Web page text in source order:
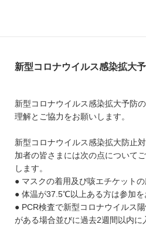
新型コロナウイルス感染拡大
新型コロナウイルス感染拡大予防
理解とご協力をお願いします。
新型コロナウイルス感染拡大防止
加者の皆さまには次の点について
します。
● マスクの着用及び咳エチケットの
● 体温が37.5℃以上ある方は参加を
● PCR検査で新型コロナウイルス
がある場合並びに過去2週間以内に